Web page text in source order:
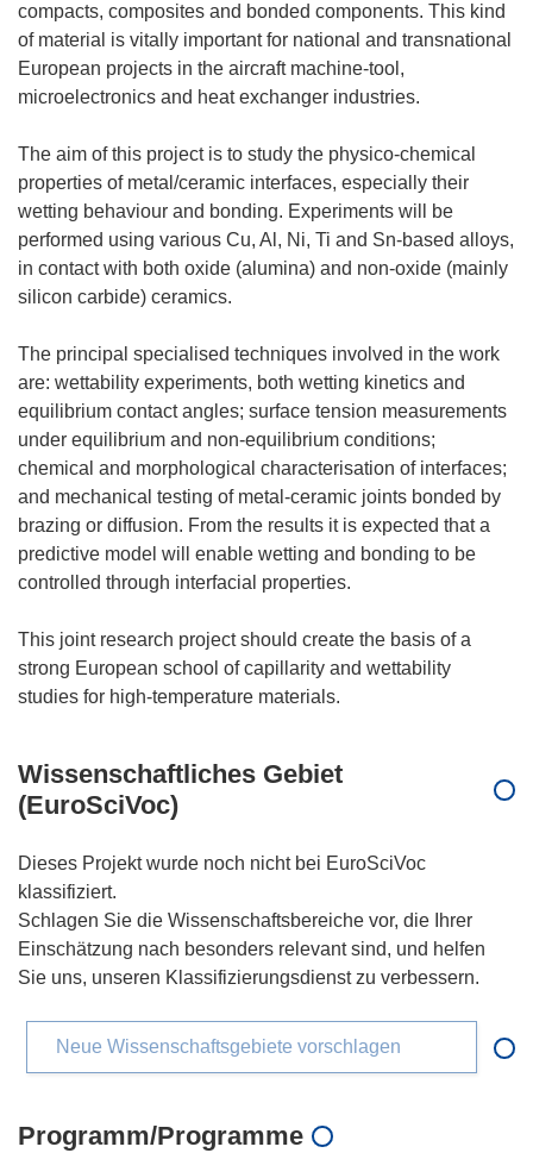
compacts, composites and bonded components. This kind
of material is vitally important for national and transnational
European projects in the aircraft machine-tool,
microelectronics and heat exchanger industries.
The aim of this project is to study the physico-chemical
properties of metal/ceramic interfaces, especially their
wetting behaviour and bonding. Experiments will be
performed using various Cu, Al, Ni, Ti and Sn-based alloys,
in contact with both oxide (alumina) and non-oxide (mainly
silicon carbide) ceramics.
The principal specialised techniques involved in the work
are: wettability experiments, both wetting kinetics and
equilibrium contact angles; surface tension measurements
under equilibrium and non-equilibrium conditions;
chemical and morphological characterisation of interfaces;
and mechanical testing of metal-ceramic joints bonded by
brazing or diffusion. From the results it is expected that a
predictive model will enable wetting and bonding to be
controlled through interfacial properties.
This joint research project should create the basis of a
strong European school of capillarity and wettability
Wissenschaftliches Gebiet
(EuroSciVoc)
Dieses Projekt wurde noch nicht bei EuroSciVoc
klassifiziert.
Schlagen Sie die Wissenschaftsbereiche vor, die Ihrer
Einschätzung nach besonders relevant sind, und helfen
Sie uns, unseren Klassifizierungsdienst zu verbessern.
Neue Wissenschaftsgebiete vorschlagen
Programm/Programme